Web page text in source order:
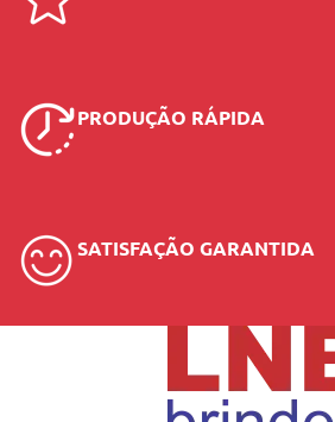
PRODUÇÃO RÁPIDA
SATISFAÇÃO GARANTIDA